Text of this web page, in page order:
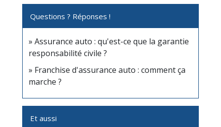
Questions ? Réponses !
Assurance auto : qu'est-ce que la garantie
responsabilité civile ?
Franchise d'assurance auto : comment ça
marche ?
Et aussi